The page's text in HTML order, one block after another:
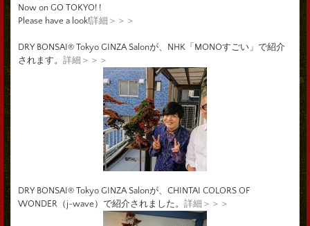
Now on GO TOKYO! !
Please have a look!詳細＞＞＞
DRY BONSAI® Tokyo GINZA Salonが、NHK「MONOすごい」で紹介
されます。 詳細＞＞＞
DRY BONSAI® Tokyo GINZA Salonが、CHINTAI COLORS OF
WONDER（j-wave）で紹介されました。 詳細＞＞＞